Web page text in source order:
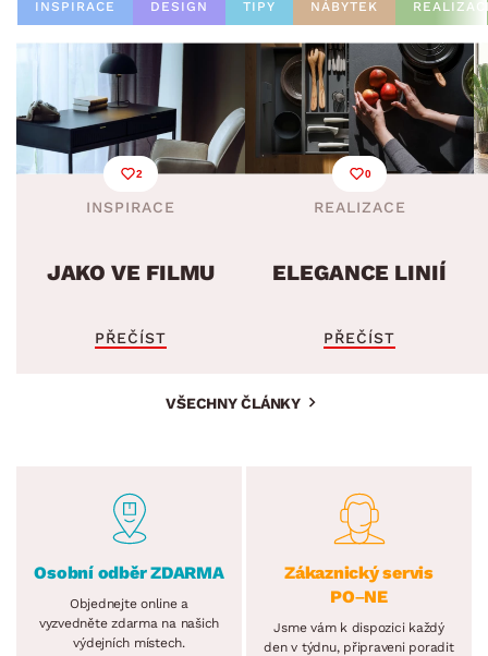
INSPIRACE DESIGN TIPY NÁBYTEK
2
INSPIRACE
JAKO VE FILMU
PŘEČÍST
0
REALIZACE
ELEGANCE LINIÍ
PŘEČÍST
VŠECHNY ČLÁNKY
Osobní odběr ZDARMA
Objednejte online a
vyzvedněte zdarma na našich
výdejních místech.
Zákaznický servis
PO–NE
Jsme vám k dispozici každý
den v týdnu, připraveni poradit